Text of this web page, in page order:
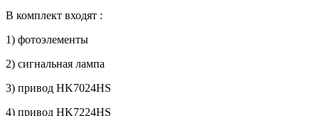
В комплект входят :
1) фотоэлементы
2) сигнальная лампа
3) привод HK7024HS
4) привод HK7224HS